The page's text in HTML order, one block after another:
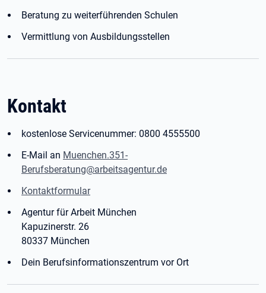
Beratung zu weiterführenden Schulen
Vermittlung von Ausbildungsstellen
Kontakt
kostenlose Servicenummer: 0800 4555500
E-Mail an Muenchen.351-
Berufsberatung@arbeitsagentur.de
Kontaktformular
Agentur für Arbeit München
Kapuzinerstr. 26
80337 München
Dein Berufsinformationszentrum vor Ort